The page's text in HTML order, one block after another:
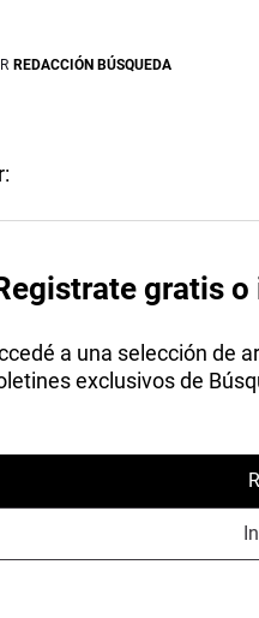
REDACCIÓN BÚSQUEDA
gratis
a una selección de
exclusivos de